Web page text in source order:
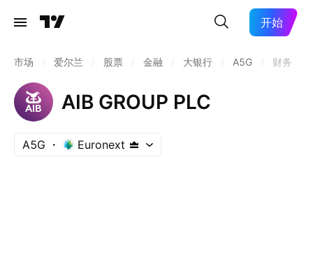
开始
市场 爱尔兰 股票 金融 大银行 A5G 财务
AIB GROUP PLC
A5G Euronext